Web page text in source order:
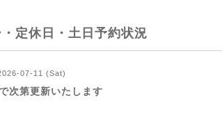
定休日・土日予約状況
07-11 (Sat)
次第更新いたします